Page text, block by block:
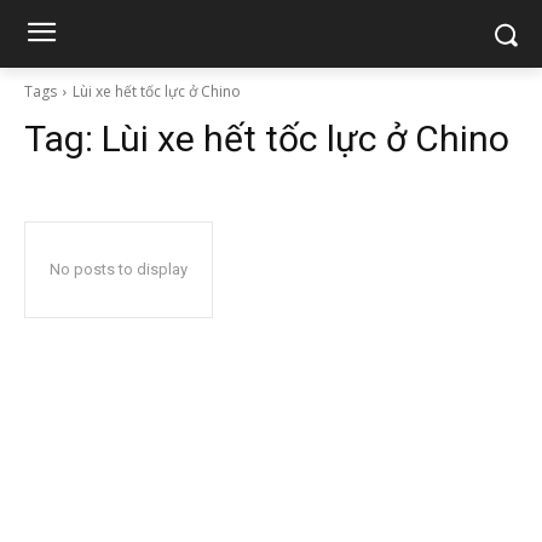
Tags Lùi xe hết tốc lực ở Chino
Tag: Lùi xe hết tốc lực ở Chino
No posts to display